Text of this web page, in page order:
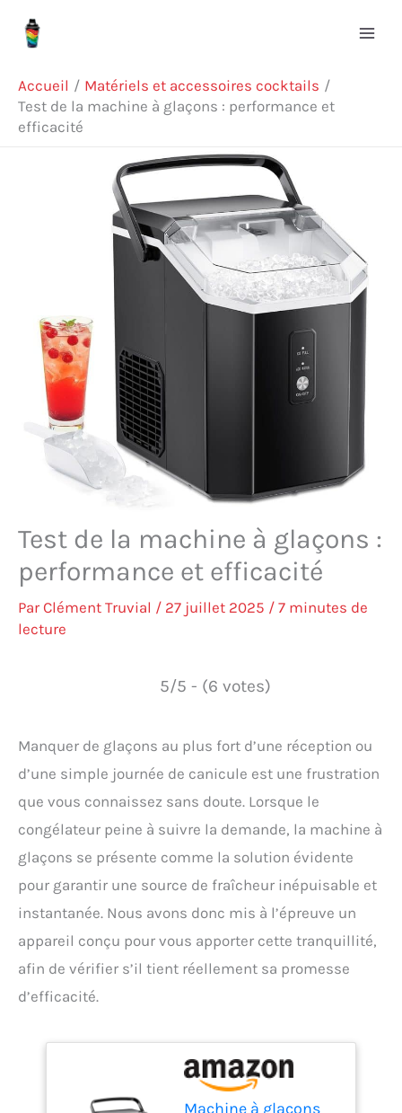
Accueil
Matériels et accessoires cocktails
Test de la machine à glaçons : performance et
efficacité
Test de la machine à glaçons :
performance et efficacité
Par Clément Truvial / 27 juillet 2025 / 7 minutes de
lecture
5/5 - (6 votes)
Manquer de glaçons au plus fort d’une réception ou
d’une simple journée de canicule est une frustration
que vous connaissez sans doute. Lorsque le
congélateur peine à suivre la demande, la machine à
glaçons se présente comme la solution évidente
pour garantir une source de fraîcheur inépuisable et
instantanée. Nous avons donc mis à l’épreuve un
appareil conçu pour vous apporter cette tranquillité,
afin de vérifier s’il tient réellement sa promesse
d’efficacité.
Machine à glaçons
Rechercher